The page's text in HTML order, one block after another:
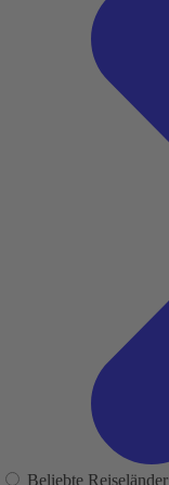
Beliebte Reiseländer